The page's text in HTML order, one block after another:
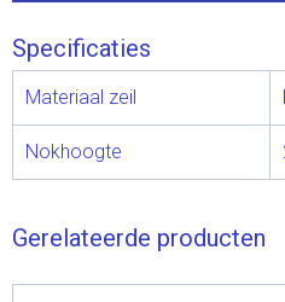
Specificaties
Materiaal zeil
Nokhoogte
Gerelateerde producten